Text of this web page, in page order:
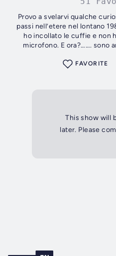
Provo a svelarvi qualche
passi nell’etere nel lontano
ho incollato le cuffie e non
microfono. E ora?……. sono
FAVORITE
This show will
later. Please